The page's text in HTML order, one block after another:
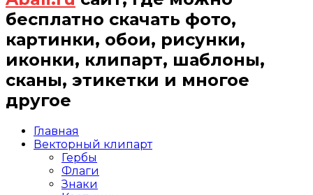
бесплатно скачать фото,
картинки, обои, рисунки,
иконки, клипарт, шаблоны,
сканы, этикетки и многое
другое
Главная
Векторный клипарт
Гербы
Флаги
Знаки